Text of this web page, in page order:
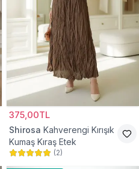
375,00TL
Shirosa Kahverengi Kırışık
Kumaş Kıraş Etek
(2)